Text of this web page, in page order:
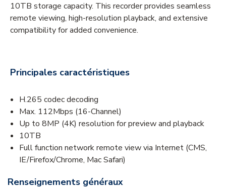
10TB storage capacity. This recorder provides seamless
remote viewing, high-resolution playback, and extensive
compatibility for added convenience.
Principales caractéristiques
H.265 codec decoding
Max. 112Mbps (16-Channel)
Up to 8MP (4K) resolution for preview and playback
10TB
Full function network remote view via Internet (CMS,
IE/Firefox/Chrome, Mac Safari)
Renseignements généraux